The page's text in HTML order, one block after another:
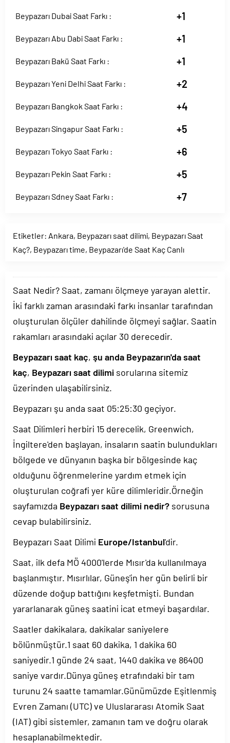
Beypazarı Dubai Saat Farkı : +1
Beypazarı Abu Dabi Saat Farkı : +1
Beypazarı Bakü Saat Farkı : +1
Beypazarı Yeni Delhi Saat Farkı : +2
Beypazarı Bangkok Saat Farkı : +4
Beypazarı Singapur Saat Farkı : +5
Beypazarı Tokyo Saat Farkı : +6
Beypazarı Pekin Saat Farkı : +5
Beypazarı Sdney Saat Farkı : +7
Etiketler: Ankara, Beypazarı saat dilimi, Beypazarı Saat
Kaç?, Beypazarı time, Beypazarı'de Saat Kaç Canlı
Saat Nedir? Saat, zamanı ölçmeye yarayan alettir.
İki farklı zaman arasındaki farkı insanlar tarafından
oluşturulan ölçüler dahilinde ölçmeyi sağlar. Saatin
rakamları arasındaki açılar 30 derecedir.
Beypazarı saat kaç, şu anda Beypazarın'da saat
kaç, Beypazarı saat dilimi sorularına sitemiz
üzerinden ulaşabilirsiniz.
Beypazarı şu anda saat 05:25:30 geçiyor.
Saat Dilimleri herbiri 15 derecelik, Greenwich,
İngiltere'den başlayan, insaların saatin bulundukları
bölgede ve dünyanın başka bir bölgesinde kaç
olduğunu öğrenmelerine yardım etmek için
oluşturulan coğrafi yer küre dilimleridir.Örneğin
sayfamızda Beypazarı saat dilimi nedir? sorusuna
cevap bulabilirsiniz.
Beypazarı Saat Dilimi Europe/Istanbul'dir.
Saat, ilk defa MÖ 4000'lerde Mısır'da kullanılmaya
başlanmıştır. Mısırlılar, Güneş'in her gün belirli bir
düzende doğup battığını keşfetmişti. Bundan
yararlanarak güneş saatini icat etmeyi başardılar.
Saatler dakikalara, dakikalar saniyelere
bölünmüştür.1 saat 60 dakika, 1 dakika 60
saniyedir.1 günde 24 saat, 1440 dakika ve 86400
saniye vardır.Dünya güneş etrafındaki bir tam
turunu 24 saatte tamamlar.Günümüzde Eşitlenmiş
Evren Zamanı (UTC) ve Uluslararası Atomik Saat
(IAT) gibi sistemler, zamanın tam ve doğru olarak
hesaplanabilmektedir.